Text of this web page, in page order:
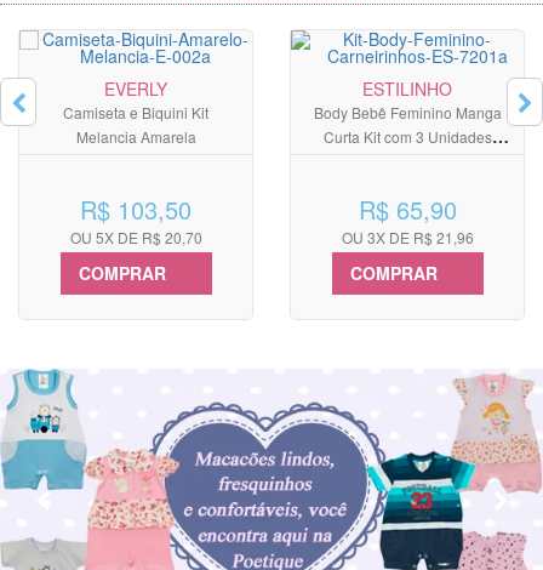
EVERLY
Camiseta e Biquini Kit
Melancia Amarela
R$ 103,50
OU 5X DE R$ 20,70
COMPRAR
ESTILINHO
Body Bebê Feminino Manga
Curta Kit com 3 Unidades
R$ 65,90
OU 3X DE R$ 21,96
COMPRAR